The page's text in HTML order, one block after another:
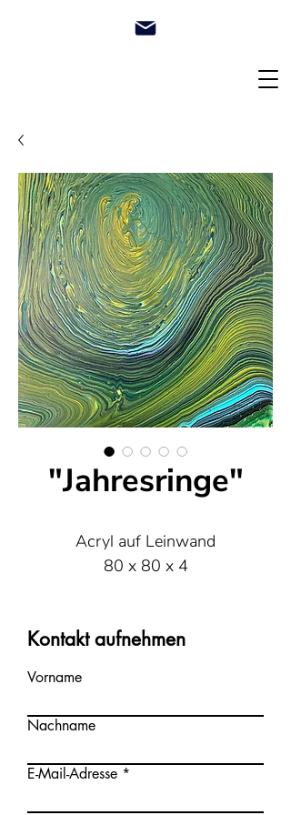
"Jahresringe"
Acryl auf Leinwand
80 x 80 x 4
Kontakt aufnehmen
Vorname
Nachname
E-Mail-Adresse